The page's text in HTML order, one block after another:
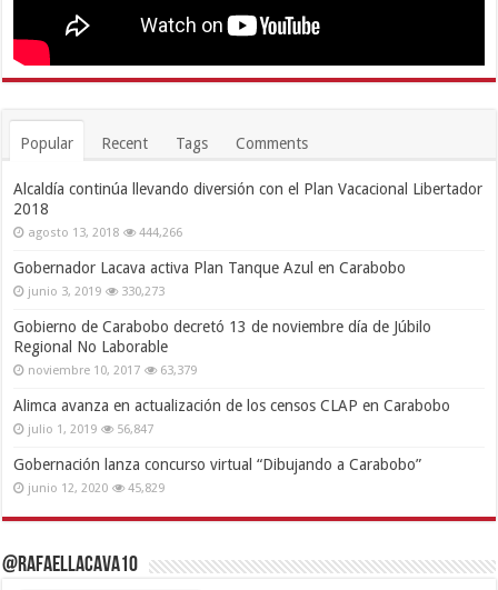
Popular Recent Tags Comments
Alcaldía continúa llevando diversión con el Plan Vacacional Libertador
2018
agosto 13, 2018 444,266
Gobernador Lacava activa Plan Tanque Azul en Carabobo
junio 3, 2019 330,273
Gobierno de Carabobo decretó 13 de noviembre día de Júbilo
Regional No Laborable
noviembre 10, 2017 63,379
Alimca avanza en actualización de los censos CLAP en Carabobo
julio 1, 2019 56,847
Gobernación lanza concurso virtual “Dibujando a Carabobo”
junio 12, 2020 45,829
@RafaelLacava10